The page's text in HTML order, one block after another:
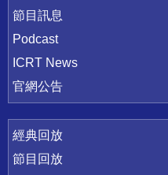
節目訊息
Podcast
ICRT News
官網公告
經典回放
節目回放